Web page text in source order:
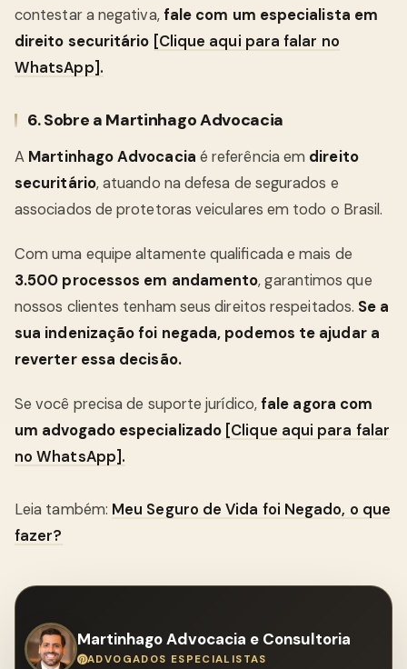
contestar a negativa,fale com um especialista em
direito securitário [Clique aqui para falar no
WhatsApp].
6. Sobre a Martinhago Advocacia
A Martinhago Advocacia é referência em direito
securitário, atuando na defesa de segurados e
associados de protetoras veiculares em todo o Brasil.
Com uma equipe altamente qualificada e mais de
3.500 processos em andamento, garantimos que
nossos clientes tenham seus direitos respeitados. Se a
sua indenização foi negada, podemos te ajudar a
reverter essa decisão.
Se você precisa de suporte jurídico,fale agora com
um advogado especializado [Clique aqui para falar
no WhatsApp].
Leia também: Meu Seguro de Vida foi Negado, o que
fazer?
Martinhago Advocacia e Consultoria
ADVOGADOS ESPECIALISTAS